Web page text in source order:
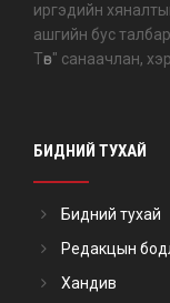
иргэдийн
ашгийн бус
Төв" санаачлан,
БИДНИЙ ТУХАЙ
Бидний тухай
Редакцын
Хандив